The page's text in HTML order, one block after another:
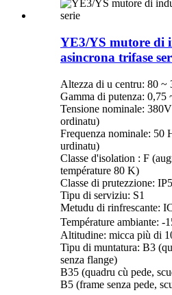
YE3/YS mutore di
asincrona trifase
Altezza di u centru: 80 ~
Gamma di putenza: 0,75
Tensione nominale:
ordinatu)
Frequenza nominale: 50
urdinatu)
Classe d'isolation : F
température 80 K)
Classe di prutezzione:
Tipu di serviziu: S1
Metudu di rinfrescante:
Température ambiante:
Altitudine: micca più di
Tipu di muntatura: B3
senza flange)
B35 (quadru cù pede,
B5 (frame senza pede,